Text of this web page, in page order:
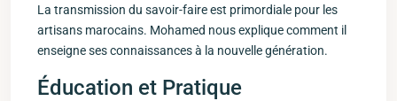
La transmission du‌ savoir-faire ‌est‌ primordiale pour les
artisans marocains.‍ Mohamed nous explique comment il
enseigne ses connaissances ⁤à la nouvelle génération.
Éducation et Pratique